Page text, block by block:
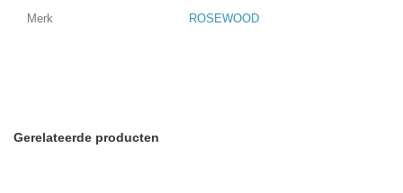
Merk ROSEWOOD
Gerelateerde producten